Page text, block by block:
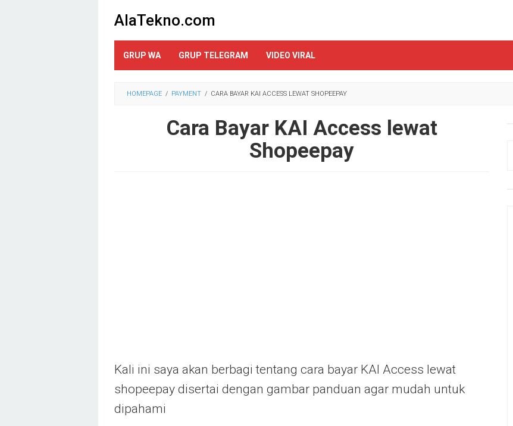
konten
AlaTekno.com
GRUP WA GRUP TELEGRAM VIDEO VIRAL
HOMEPAGE / PAYMENT / CARA BAYAR KAI ACCESS LEWAT SHOPEEPAY
Cara Bayar KAI Access lewat
Shopeepay
Kali ini saya akan berbagi tentang cara bayar KAI Access lewat
shopeepay disertai dengan gambar panduan agar mudah untuk
dipahami